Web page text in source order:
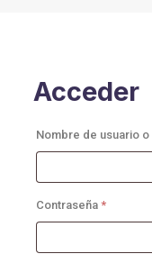
Acceder
Nombre de usuario
Contraseña *